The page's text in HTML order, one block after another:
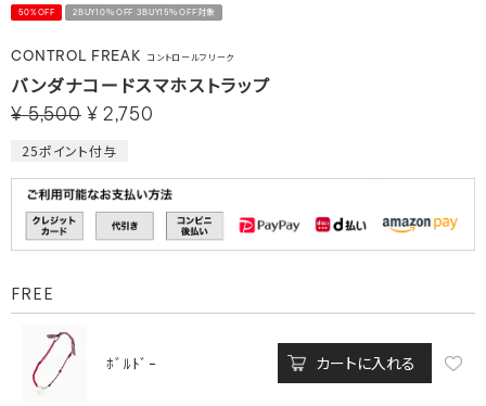
50%OFF 2BUY10％OFF 3BUY15％OFF対象
CONTROL FREAK コントロールフリーク
バンダナコードスマホストラップ
¥ 5,500 ¥ 2,750
25ポイント付与
FREE
ﾎﾞﾙﾄﾞｰ カートに入れる